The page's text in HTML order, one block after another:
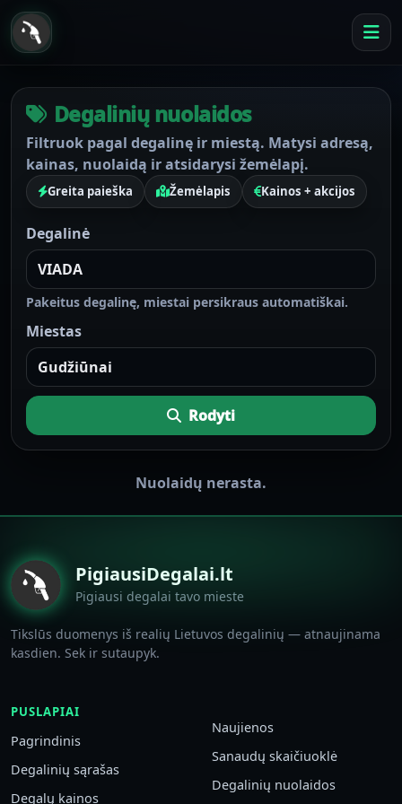
Degalinių nuolaidos
Filtruok pagal degalinę ir miestą. Matysi adresą,
kainas, nuolaidą ir atsidarysi žemėlapį.
Greita paieška Žemėlapis Kainos + akcijos
Degalinė
Pakeitus degalinę, miestai persikraus automatiškai.
Miestas
Rodyti
Nuolaidų nerasta.
PigiausiDegalai.lt
Pigiausi degalai tavo mieste
Tikslūs duomenys iš realių Lietuvos degalinių — atnaujinama
kasdien. Sek ir sutaupyk.
PUSLAPIAI
Pagrindinis
Degalinių sąrašas
Degalų kainos
Naujienos
Sanaudų skaičiuoklė
Degalinių nuolaidos